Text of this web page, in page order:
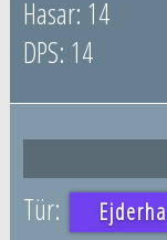
14
14
Ejderha